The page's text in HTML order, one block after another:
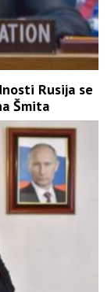
Rusija se
Šmita